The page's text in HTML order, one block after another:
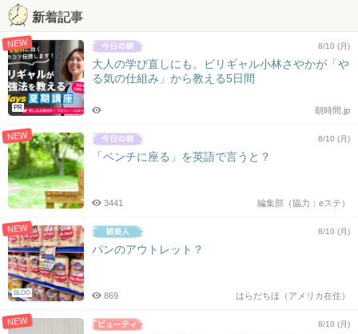
新着記事
NEW
PR
8/10 (月)
大人の学び直しにも。ビリギャル小林さやかが「や
る気の仕組み」から教える5日間
朝時間.jp
NEW 8/10 (月)
「ベンチに座る」を英語で言うと？
編集部（協力：eステ）
3441
NEW
BLOG
8/10 (月)
パンのアウトレット？
はらだちほ（アメリカ在住）
869
NEW 8/10 (月)